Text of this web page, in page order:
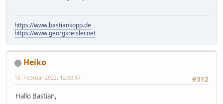
https://www.bastiankopp.de
https://www.georgkreisler.net
Heiko
#312
15. Februar 2022, 12:00:57
Hallo Bastian,